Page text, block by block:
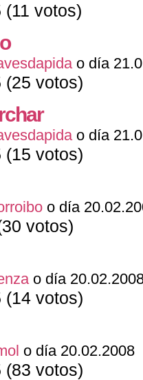
(11 votos)
o día
(25 votos)
o día
(15 votos)
o día
votos)
o día
(14 votos)
o día 20.02.2008
(83 votos)